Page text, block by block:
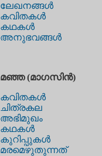
ലേഖനങ്ങള്‍
കവിതകള്‍
കഥകള്‍
അനുഭവങ്ങള്‍
മഞ്ഞ (മാഗസിന്‍)
കവിതകള്‍
ചിത്രകല
അഭിമുഖം
കഥകള്‍
കുറിപ്പുകള്‍
മരമെഴുതുന്നത്